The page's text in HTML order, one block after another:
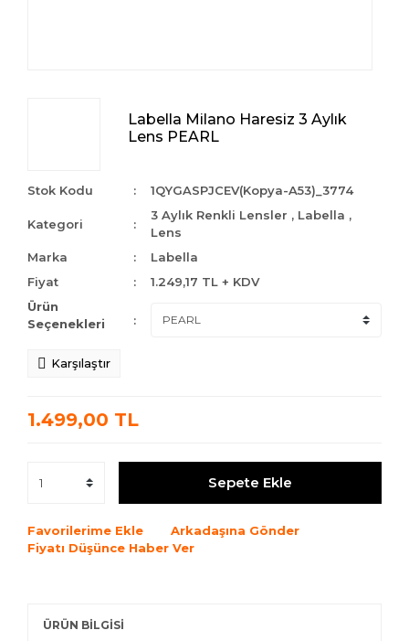
Labella Milano Haresiz 3 Aylık
Lens PEARL
Stok Kodu 1QYGASPJCEV(Kopya-A53)_3774
Kategori
3 Aylık Renkli Lensler , Labella ,
Lens
Marka
Labella
Fiyat
1.249,17 TL + KDV
Ürün
Seçenekleri
Karşılaştır
1.499,00 TL
Sepete Ekle
Favorilerime Ekle
Arkadaşına Gönder
Fiyatı Düşünce Haber Ver
ÜRÜN BİLGİSİ